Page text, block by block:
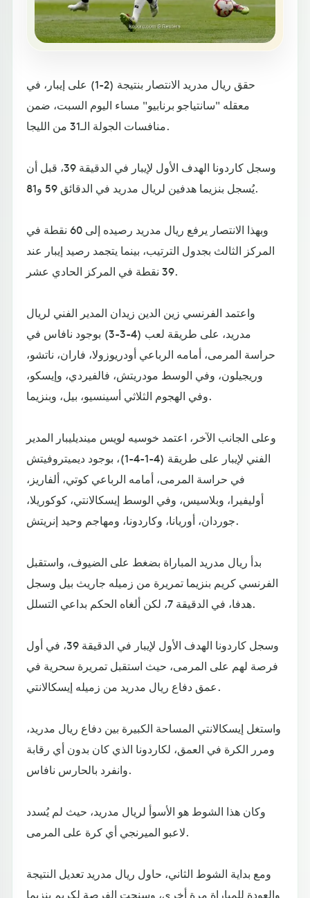
حقق ريال مدريد الانتصار بنتيجة (2-1) على إيبار، في
معقله "سانتياجو برنابيو" مساء اليوم السبت، ضمن
منافسات الجولة الـ31 من الليجا.
وسجل كاردونا الهدف الأول لإيبار في الدقيقة 39، قبل أن
يُسجل بنزيما هدفين لريال مدريد في الدقائق 59 و81.
وبهذا الانتصار يرفع ريال مدريد رصيده إلى 60 نقطة في
المركز الثالث بجدول الترتيب، بينما يتجمد رصيد إيبار عند
39 نقطة في المركز الحادي عشر.
واعتمد الفرنسي زين الدين زيدان المدير الفني لريال
مدريد، على طريقة لعب (4-3-3) بوجود نافاس في
حراسة المرمى، أمامه الرباعي أودريوزولا، فاران، ناتشو،
وريجيلون، وفي الوسط مودريتش، فالفيردي، وإيسكو،
وفي الهجوم الثلاثي أسينسيو، بيل، وبنزيما.
وعلى الجانب الآخر، اعتمد خوسيه لويس مينديليبار المدير
الفني لإيبار على طريقة (4-1-4-1)، بوجود ديميتروفيتش
في حراسة المرمى، أمامه الرباعي كوتي، ألفاريز،
أوليفيرا، وبلاسيس، وفي الوسط إيسكالانتي، كوكوريلا،
جوردان، أوريانا، وكاردونا، ومهاجم وحيد إنريتش.
بدأ ريال مدريد المباراة بضغط على الضيوف، واستقبل
الفرنسي كريم بنزيما تمريرة من زميله جاريث بيل وسجل
هدفا، في الدقيقة 7، لكن ألغاه الحكم بداعي التسلل.
وسجل كاردونا الهدف الأول لإيبار في الدقيقة 39، في أول
فرصة لهم على المرمى، حيث استقبل تمريرة سحرية في
عمق دفاع ريال مدريد من زميله إيسكالانتي.
واستغل إيسكالانتي المساحة الكبيرة بين دفاع ريال مدريد،
ومرر الكرة في العمق، لكاردونا الذي كان بدون أي رقابة
وانفرد بالحارس نافاس.
وكان هذا الشوط هو الأسوأ لريال مدريد، حيث لم يُسدد
لاعبو الميرنجي أي كرة على المرمى.
ومع بداية الشوط الثاني، حاول ريال مدريد تعديل النتيجة
والعودة للمباراة مرة أخرى، وسنحت الفرصة لكريم بنزيما